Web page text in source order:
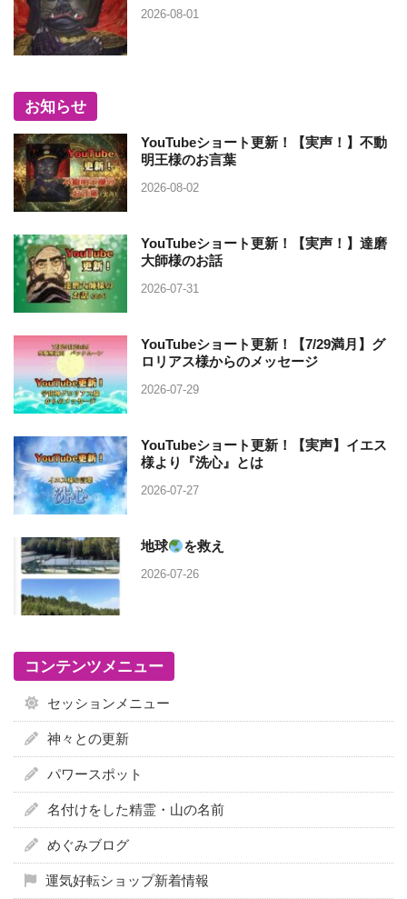
2026-08-01
お知らせ
YouTubeショート更新！【実声！】不動
明王様のお言葉
2026-08-02
YouTubeショート更新！【実声！】達磨
大師様のお話
2026-07-31
YouTubeショート更新！【7/29満月】グ
ロリアス様からのメッセージ
2026-07-29
YouTubeショート更新！【実声】イエス
様より『洗心』とは
2026-07-27
地球 を救え
2026-07-26
コンテンツメニュー
セッションメニュー
神々との更新
パワースポット
名付けをした精霊・山の名前
めぐみブログ
運気好転ショップ新着情報